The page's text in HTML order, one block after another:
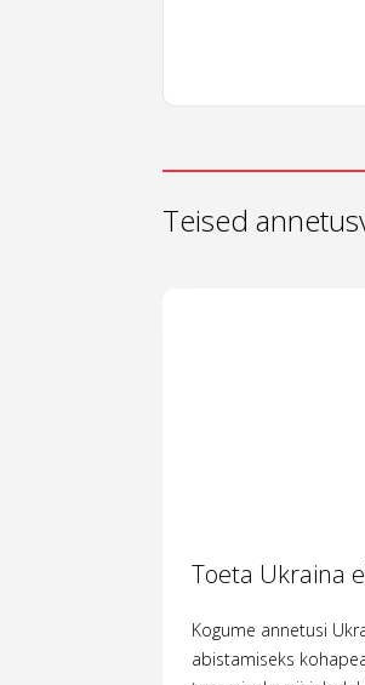
Teised
Toeta Ukraina
Kogume annetusi
abistamiseks